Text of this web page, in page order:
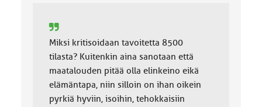
Miksi kritisoidaan tavoitetta 8500
tilasta? Kuitenkin aina sanotaan että
maatalouden pitää olla elinkeino eikä
elämäntapa, niin silloin on ihan oikein
pyrkiä hyviin, isoihin, tehokkaisiin